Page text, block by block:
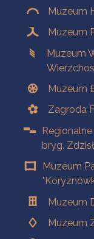
Muzeum
Muzeum
Muzeum
Muzeum
Zagroda
bryg.
Muzeum
Muzeum
Muzeum